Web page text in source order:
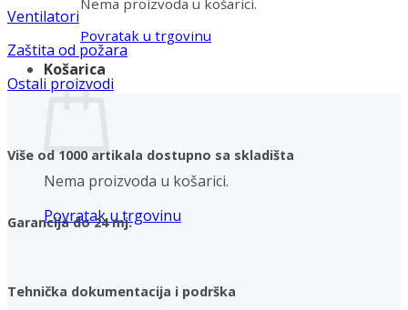
Nema proizvoda u košarici.
Povratak u trgovinu
Košarica
Nema proizvoda u košarici.
Povratak u trgovinu
Ventilatori
Zaštita od požara
Ostali proizvodi
Više od 1000 artikala dostupno sa skladišta
Garancija do 24 mj.
Tehnička dokumentacija i podrška